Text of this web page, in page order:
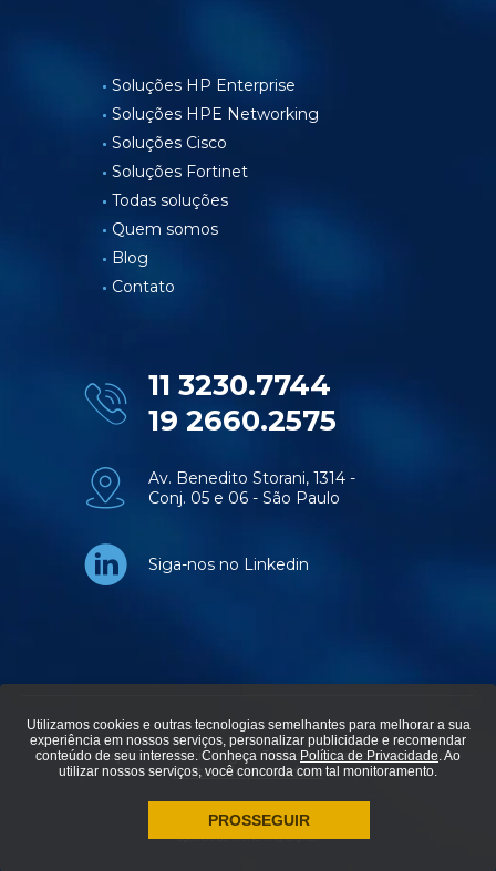
Soluções HP Enterprise
Soluções HPE Networking
Soluções Cisco
Soluções Fortinet
Todas soluções
Quem somos
Blog
Contato
11 3230.7744
19 2660.2575
Av. Benedito Storani, 1314 -
Conj. 05 e 06 - São Paulo
Siga-nos no Linkedin
© Aviti soluções em tecnologia - Todos os direitos reservados.
Política de privacidade
agência de marketing digital
Utilizamos cookies e outras tecnologias semelhantes para melhorar a sua
experiência em nossos serviços, personalizar publicidade e recomendar
conteúdo de seu interesse. Conheça nossa Política de Privacidade. Ao
utilizar nossos serviços, você concorda com tal monitoramento.
PROSSEGUIR